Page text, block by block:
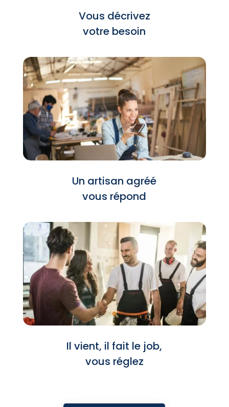
Vous décrivez
votre besoin
Un artisan agréé
vous répond
Il vient, il fait le job,
vous réglez